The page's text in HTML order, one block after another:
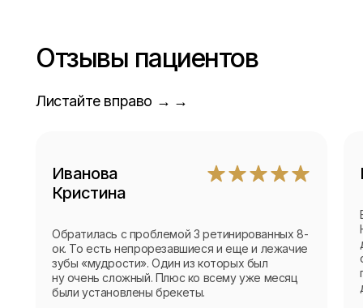
Отзывы пациентов
Листайте вправо → →
Иванова
Кристина
Обратилась с проблемой 3 ретинированных 8-
ок. То есть непрорезавшиеся и еще и лежачие
зубы «мудрости». Один из которых был
ну очень сложный. Плюс ко всему уже месяц
были установлены брекеты.